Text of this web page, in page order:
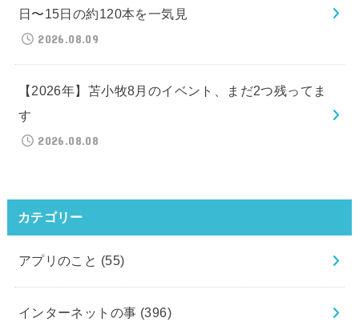
日〜15日の約120本を一気見
2026.08.09
【2026年】苫小牧8月のイベント、まだ2つ残ってま
す
2026.08.08
カテゴリー
アプリのこと (55)
インターネットの事 (396)